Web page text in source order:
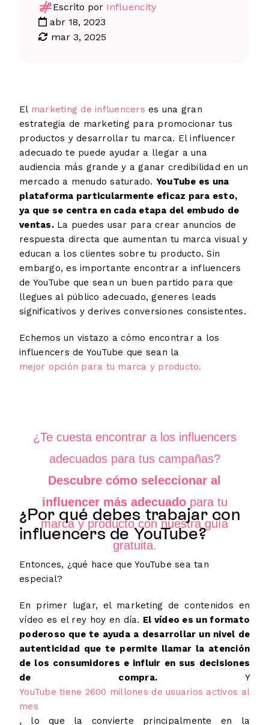
Escrito por Influencity
abr 18, 2023
mar 3, 2025
El marketing de influencers es una gran
estrategia de marketing para promocionar tus
productos y desarrollar tu marca. El influencer
adecuado te puede ayudar a llegar a una
audiencia más grande y a ganar credibilidad en un
mercado a menudo saturado. YouTube es una
plataforma particularmente eficaz para esto,
ya que se centra en cada etapa del embudo de
ventas.La puedes usar para crear anuncios de
respuesta directa que aumentan tu marca visual y
educan a los clientes sobre tu producto. Sin
embargo, es importante encontrar a influencers
de YouTube que sean un buen partido para que
llegues al público adecuado, generes leads
significativos y derives conversiones consistentes.
Echemos un vistazo a cómo encontrar a los
influencers de YouTube que sean la
mejor opción para tu marca y producto.
¿Te cuesta encontrar a los influencers
adecuados para tus campañas?
Descubre cómo seleccionar al
influencer más adecuadopara tu
marca y producto con nuestra guía
gratuita.
¿Por qué debes trabajar con
influencers de YouTube?
Entonces, ¿qué hace que YouTube sea tan
especial?
En primer lugar, el marketing de contenidos en
vídeo es el rey hoy en día. El vídeo es un formato
poderoso que te ayuda a desarrollar un nivel de
autenticidad que te permite llamar la atención
de los consumidores e influir en sus decisiones
de compra. Y
YouTube tiene 2600 millones de usuarios activos al
mes
, lo que la convierte principalmente en la